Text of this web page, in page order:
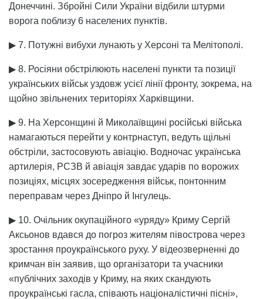
Донеччині. Збройні Сили України відбили штурми
ворога поблизу 6 населених пунктів.
▶ 7. Потужні вибухи лунають у Херсоні та Мелітополі.
▶ 8. Росіяни обстрілюють населені пункти та позиції
українських військ уздовж усієї лінії фронту, зокрема, на
щойно звільнених територіях Харківщини.
▶ 9. На Херсонщині й Миколаївщині російські війська
намагаються перейти у контрнаступ, ведуть щільні
обстріли, застосовують авіацію. Водночас українська
артилерія, РСЗВ й авіація завдає ударів по ворожих
позиціях, місцях зосередження військ, понтонним
переправам через Дніпро й Інгулець.
▶ 10. Очільник окупаційного «уряду» Криму Сергій
Аксьонов вдався до погроз жителям півострова через
зростання проукраїнського руху. У відеозверненні до
кримчан він заявив, що організатори та учасники
«публічних заходів у Криму, на яких скандують
проукраїнські гасла, співають націоналістичні пісні»,